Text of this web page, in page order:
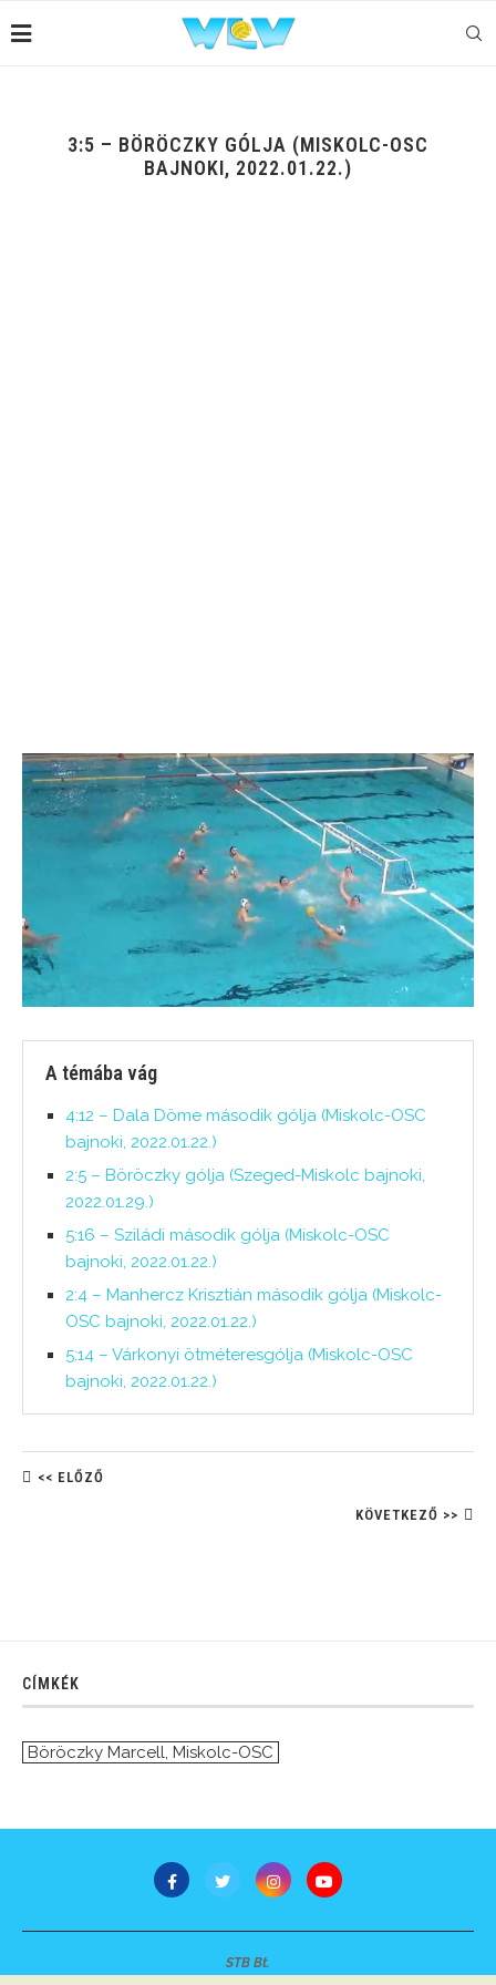
3:5 – BÖRÖCZKY GÓLJA (MISKOLC-OSC
BAJNOKI, 2022.01.22.)
A témába vág
4:12 – Dala Döme második gólja (Miskolc-OSC
bajnoki, 2022.01.22.)
2:5 – Böröczky gólja (Szeged-Miskolc bajnoki,
2022.01.29.)
5:16 – Sziládi második gólja (Miskolc-OSC
bajnoki, 2022.01.22.)
2:4 – Manhercz Krisztián második gólja (Miskolc-
OSC bajnoki, 2022.01.22.)
5:14 – Várkonyi ötméteresgólja (Miskolc-OSC
bajnoki, 2022.01.22.)
<< ELŐZŐ
KÖVETKEZŐ >>
CÍMKÉK
Böröczky Marcell, Miskolc-OSC
STB Bt.